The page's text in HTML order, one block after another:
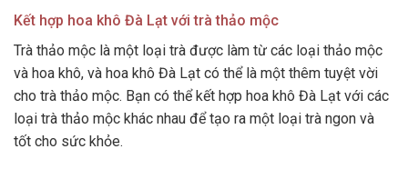
Kết hợp hoa khô Đà Lạt với trà thảo mộc
Trà thảo mộc là một loại trà được làm từ các loại thảo mộc
và hoa khô, và hoa khô Đà Lạt có thể là một thêm tuyệt vời
cho trà thảo mộc. Bạn có thể kết hợp hoa khô Đà Lạt với các
loại trà thảo mộc khác nhau để tạo ra một loại trà ngon và
tốt cho sức khỏe.